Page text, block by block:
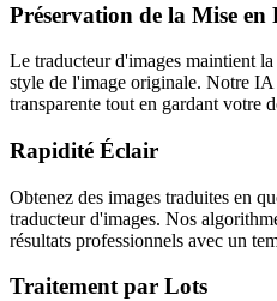
Préservation de la Mise en
Le traducteur d'images maintient
style de l'image originale. Notre IA
transparente tout en gardant votre
Rapidité Éclair
Obtenez des images traduites en
traducteur d'images. Nos
résultats professionnels avec un
Traitement par Lots